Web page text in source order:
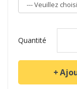
Quantité